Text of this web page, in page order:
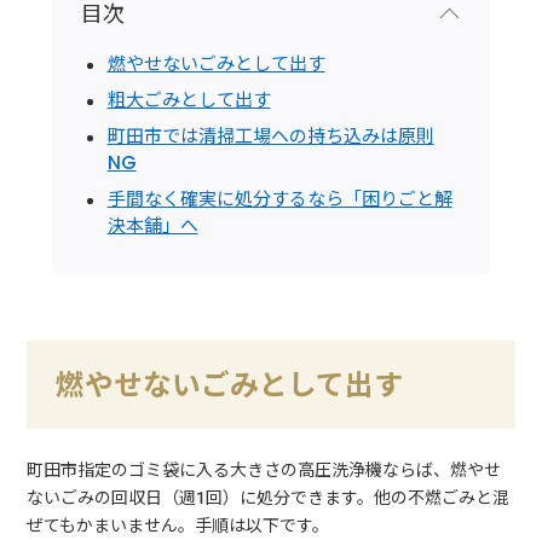
目次
燃やせないごみとして出す
粗大ごみとして出す
町田市では清掃工場への持ち込みは原則
NG
手間なく確実に処分するなら「困りごと解
決本舗」へ
燃やせないごみとして出す
町田市指定のゴミ袋に入る大きさの高圧洗浄機ならば、燃やせ
ないごみの回収日（週1回）に処分できます。他の不燃ごみと混
ぜてもかまいません。手順は以下です。